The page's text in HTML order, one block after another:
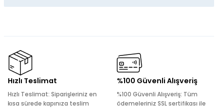
kullanarak tarafımıza iletebilirsiniz.
Görüş ve önerileriniz için teşekkür ederiz.
Ürün resmi kalitesiz, bozuk veya görüntülenemiyor.
Ürün bilgilerinde hatalar bulunuyor.
Hızlı Teslimat
Hızlı Teslimat: Siparişleriniz en
kısa sürede kapınıza teslim
%100 Güvenli Alışveriş
%100 Güvenli Alışveriş: Tüm
ödemeleriniz SSL sertifikası ile